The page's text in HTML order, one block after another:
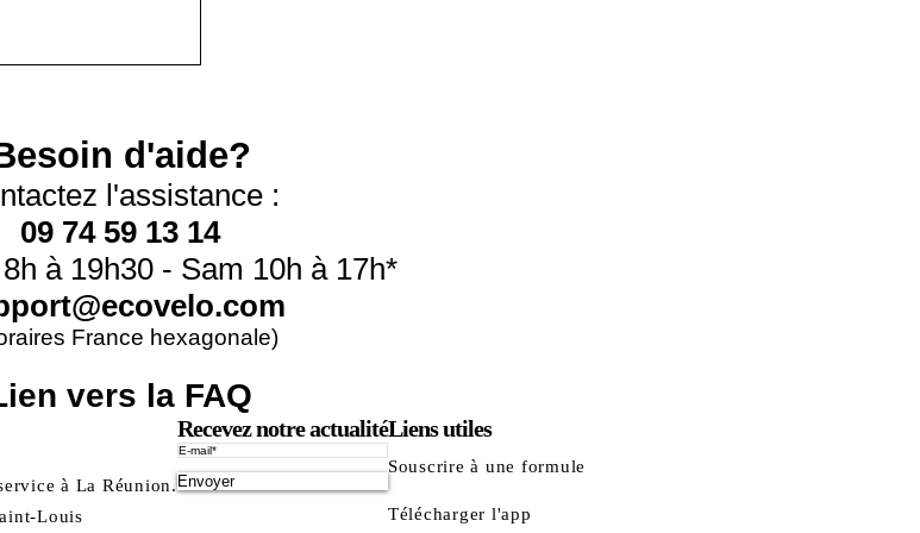
d'aide?
l'assistance :
09 74 59 13 14
à 19h30 - Sam 10h à 17h*
France hexagonale)
vers la FAQ
à La Réunion.
Louis
Recevez notre actualité
Envoyer
Liens utiles
Souscrire à une formule
Télécharger l'app